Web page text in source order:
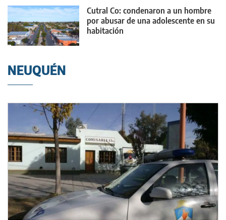
Cutral Co: condenaron a un hombre
por abusar de una adolescente en su
habitación
NEUQUÉN